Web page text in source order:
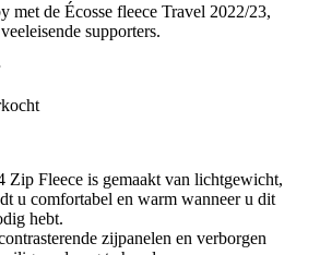
met de Écosse fleece Travel 2022/23,
supporters.
Zip Fleece is gemaakt van lichtgewicht,
u comfortabel en warm wanneer u dit
hebt.
zijpanelen en verborgen